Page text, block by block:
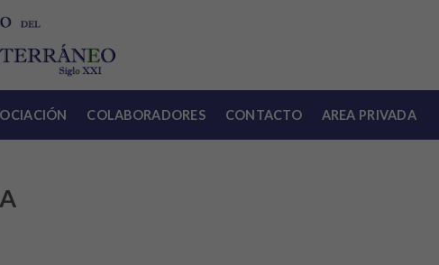
COLABORADORES CONTACTO AREA PRIVADA